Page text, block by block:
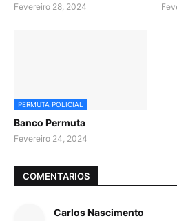
Fevereiro 28, 2024
PERMUTA POLICIAL
Banco Permuta
Fevereiro 24, 2024
COMENTARIOS
Carlos Nascimento